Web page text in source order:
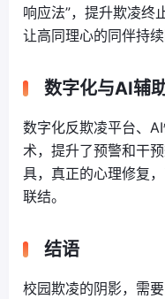
响应法”，提升欺凌终
让高同理心的同伴持
数字化与AI辅
数字化反欺凌平台、
术，提升了预警和干
具，真正的心理修复
联结。
结语
校园欺凌的阴影，需